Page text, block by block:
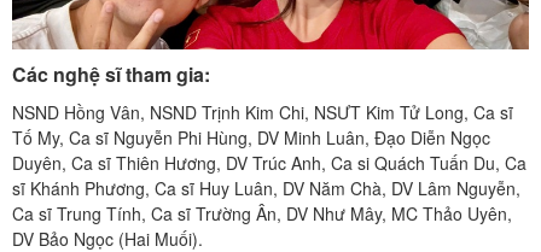
Các nghệ sĩ tham gia:
NSND Hồng Vân, NSND Trịnh Kim Chi, NSƯT Kim Tử Long, Ca sĩ
Tố My, Ca sĩ Nguyễn Phi Hùng, DV Minh Luân, Đạo Diễn Ngọc
Duyên, Ca sĩ Thiên Hương, DV Trúc Anh, Ca si Quách Tuấn Du, Ca
sĩ Khánh Phương, Ca sĩ Huy Luân, DV Năm Chà, DV Lâm Nguyễn,
Ca sĩ Trung Tính, Ca sĩ Trường Ân, DV Như Mây, MC Thảo Uyên,
DV Bảo Ngọc (Hai Muối).